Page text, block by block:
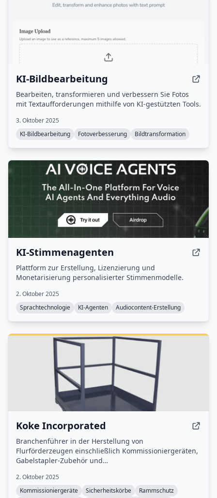
KI-Bildbearbeitung
Bearbeiten, transformieren und verbessern Sie Fotos
mit Textaufforderungen mithilfe von KI-gestützten Tools.
3. Oktober 2025
KI-Bildbearbeitung
Fotoverbesserung Bildtransformation
KI-Stimmenagenten
Plattform zur Erstellung, Lizenzierung und
Monetarisierung personalisierter Stimmenmodelle.
2. Oktober 2025
Sprachtechnologie
KI-Agenten Audiocontent-Erstellung
Koke Incorporated
Branchenführer in der Herstellung von
Flurförderzeugen einschließlich Kommissioniergeräten,
Gabelstapler-Zubehör und
2. Oktober 2025
Kommissioniergeräte
Sicherheitskörbe
Rammschutz